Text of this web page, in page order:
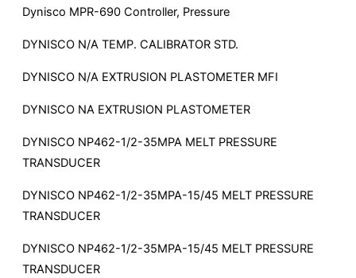
Dynisco MPR-690 Controller, Pressure
DYNISCO N/A TEMP. CALIBRATOR STD.
DYNISCO N/A EXTRUSION PLASTOMETER MFI
DYNISCO NA EXTRUSION PLASTOMETER
DYNISCO NP462-1/2-35MPA MELT PRESSURE
TRANSDUCER
DYNISCO NP462-1/2-35MPA-15/45 MELT PRESSURE
TRANSDUCER
DYNISCO NP462-1/2-35MPA-15/45 MELT PRESSURE
TRANSDUCER